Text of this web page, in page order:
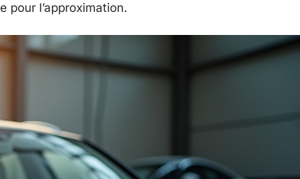
pour l’approximation.